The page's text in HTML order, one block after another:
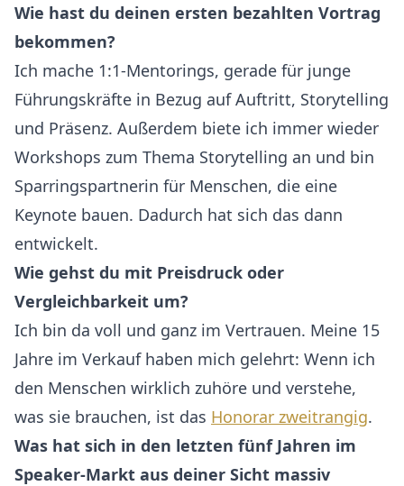
Wie hast du deinen ersten bezahlten Vortrag
bekommen?
Ich mache 1:1-Mentorings, gerade für junge
Führungskräfte in Bezug auf Auftritt, Storytelling
und Präsenz. Außerdem biete ich immer wieder
Workshops zum Thema Storytelling an und bin
Sparringspartnerin für Menschen, die eine
Keynote bauen. Dadurch hat sich das dann
entwickelt.
Wie gehst du mit Preisdruck oder
Vergleichbarkeit um?
Ich bin da voll und ganz im Vertrauen. Meine 15
Jahre im Verkauf haben mich gelehrt: Wenn ich
den Menschen wirklich zuhöre und verstehe,
was sie brauchen, ist das Honorar zweitrangig.
Was hat sich in den letzten fünf Jahren im
Speaker-Markt aus deiner Sicht massiv